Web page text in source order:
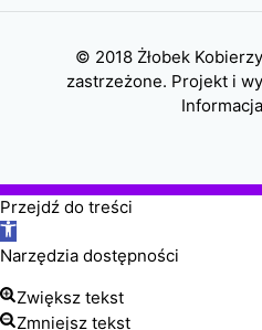
© 2018 Żłobek
zastrzeżone. Projekt i
Przejdź do treści
Otwórz
pasek
Narzędzia dostępności
Zwiększ tekst
Zmniejsz tekst